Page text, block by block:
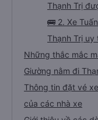
Thạnh Trị
🚌 2. Xe
Thạnh Trị uy
Những thắc mắc
Giường nằm đi
Thông tin đặt vé
của các nhà xe